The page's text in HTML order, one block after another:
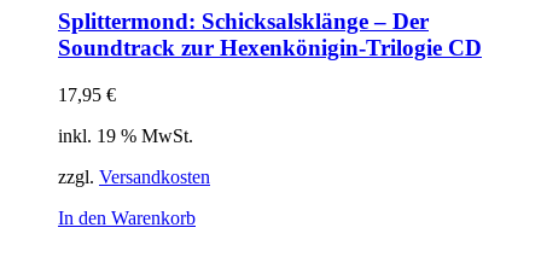
Splittermond: Schicksalsklänge – Der
Soundtrack zur Hexenkönigin-Trilogie CD
17,95 €
inkl. 19 % MwSt.
zzgl. Versandkosten
In den Warenkorb